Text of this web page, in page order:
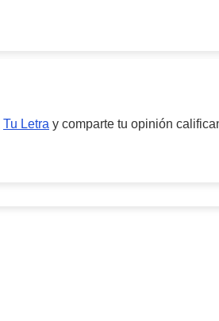
Tu Letra y comparte tu opinión